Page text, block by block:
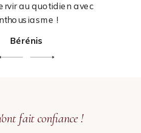
Bérénis
au quotidien avec
!
fait confiance !